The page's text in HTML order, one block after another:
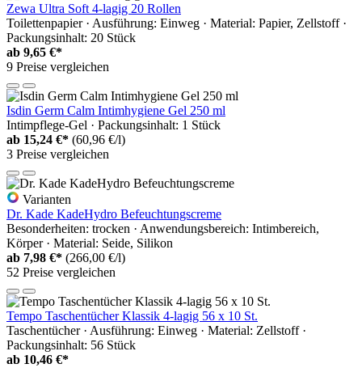
Zewa Ultra Soft 4-lagig 20 Rollen
Toilettenpapier · Ausführung: Einweg · Material: Papier, Zellstoff ·
Packungsinhalt: 20 Stück
ab 9,65 €*
9 Preise vergleichen
Isdin Germ Calm Intimhygiene Gel 250 ml
Intimpflege-Gel · Packungsinhalt: 1 Stück
ab 15,24 €* (60,96 €/l)
3 Preise vergleichen
Varianten
Dr. Kade KadeHydro Befeuchtungscreme
Besonderheiten: trocken · Anwendungsbereich: Intimbereich,
Körper · Material: Seide, Silikon
ab 7,98 €* (266,00 €/l)
52 Preise vergleichen
Tempo Taschentücher Klassik 4-lagig 56 x 10 St.
Taschentücher · Ausführung: Einweg · Material: Zellstoff ·
Packungsinhalt: 56 Stück
ab 10,46 €*